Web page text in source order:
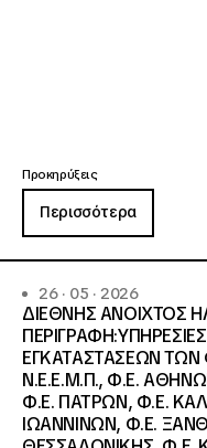
Προκηρύξεις
Περισσότερα
26 · 05 · 2026
ΔΙΕΘΝΗΣ ΑΝΟΙΧΤΟΣ
ΕΓΚΑΤΑΣΤΑΣΕΩΝ
Ν.Ε.Ε.Μ.Π., Φ.Ε.
Φ.Ε. ΠΑΤΡΩΝ, Φ.Ε.
ΙΩΑΝΝΙΝΩΝ, Φ.Ε.